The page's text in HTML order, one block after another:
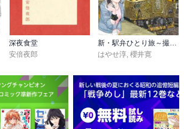
深夜食堂
安倍夜郎
はやせ淳 櫻井寛